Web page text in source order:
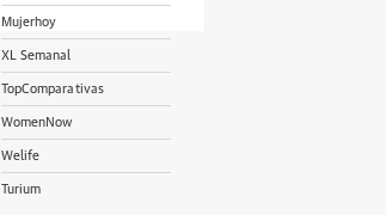
Mujerhoy
XL Semanal
TopComparativas
WomenNow
Welife
Turium